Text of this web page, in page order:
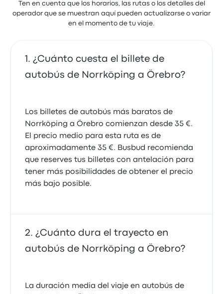
Ten en cuenta que los horarios, las rutas o los detalles del
operador que se muestran aquí pueden actualizarse o variar
en el momento de tu viaje.
¿Cuánto cuesta el billete de
autobús de Norrköping a Örebro?
Los billetes de autobús más baratos de
Norrköping a Örebro comienzan desde 35 €.
El precio medio para esta ruta es de
aproximadamente 35 €. Busbud recomienda
que reserves tus billetes con antelación para
tener más posibilidades de obtener el precio
más bajo posible.
¿Cuánto dura el trayecto en
autobús de Norrköping a Örebro?
La duración media del viaje en autobús de